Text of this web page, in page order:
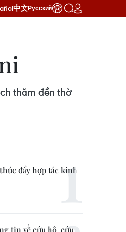
中文Русский
thăm đền thờ
đẩy hợp tác kinh
tin về cứu hộ, cứu